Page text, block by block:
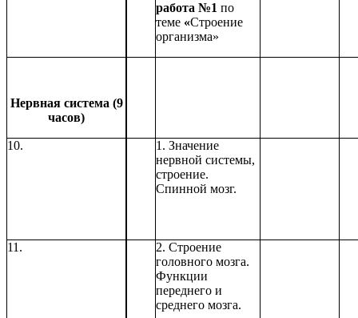
работа №1 по
теме «Строение
организма»
Нервная система (9
часов)
10.
1. Значение
нервной системы,
строение.
Спинной мозг.
11.
2. Строение
головного мозга.
Функции
переднего и
среднего мозга.